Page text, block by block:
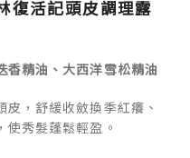
復活記頭皮調理露
香精油、大西洋雪松精油
，舒緩收斂換季紅癢、
秀髮蓬鬆輕盈。